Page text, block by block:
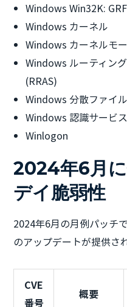
Windows Win32K:
Windows カーネル
Windows カーネルモ
Windows ルーティン
(RRAS)
Windows 分散ファイ
Windows 認識サービス
Winlogon
2024年6月
デイ脆弱性
2024年6月の月例パッチ
のアップデートが提供さ
CVE
番号
概要